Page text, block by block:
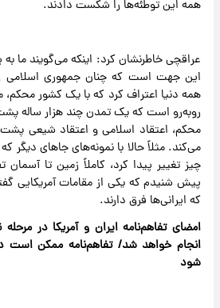
همه این توطئه‌ها را شکست دادند.
عراقچی خاطرنشان کرد: اینکه می‌گویند ما به
این جهت است که چنان جمهوری اسلامی
همه دنیا اعتراف کرد که با یک کشور
روبه‌رو است که یک تمدن چند هزار ساله
محکم، اعتقاد اسلامی و اعتقاد شیعی
می‌کند. مثلاً حالا با نمونه‌های جاهای دیگر
چیز تغییر پیدا کرد، کاملاً زمین تا
پیش شنیدم که یکی از مقامات آمریکایی
که ایرانی‌ها فرق دارند.
امضای تفاهم‌نامه ایران و آمریکا در
انجام خواهد شد/ تفاهم‌نامه ممکن است
شود